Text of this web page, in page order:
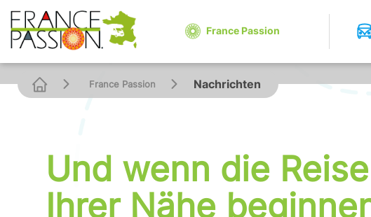
France Passion
France Passion Nachrichten
Und wenn die
Ihrer Nähe